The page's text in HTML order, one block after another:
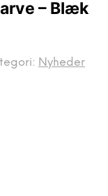
– Blæk
Nyheder